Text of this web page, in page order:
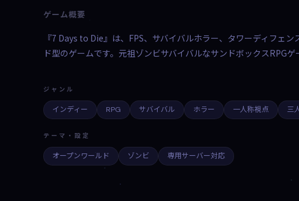
ゲーム概要
『7 Days to Die』は、FPS、サバイバルホラー、タワーディフェ
ド型のゲームです。元祖ゾンビサバイバルなサンドボックスRPG
ジャンル
インディー RPG サバイバル ホラー 一人称視点 三
テーマ・設定
オープンワールド ゾンビ 専用サーバー対応